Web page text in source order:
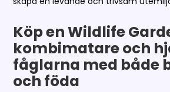
Köp en Wildlife
kombimatare och
fåglarna med både
och föda